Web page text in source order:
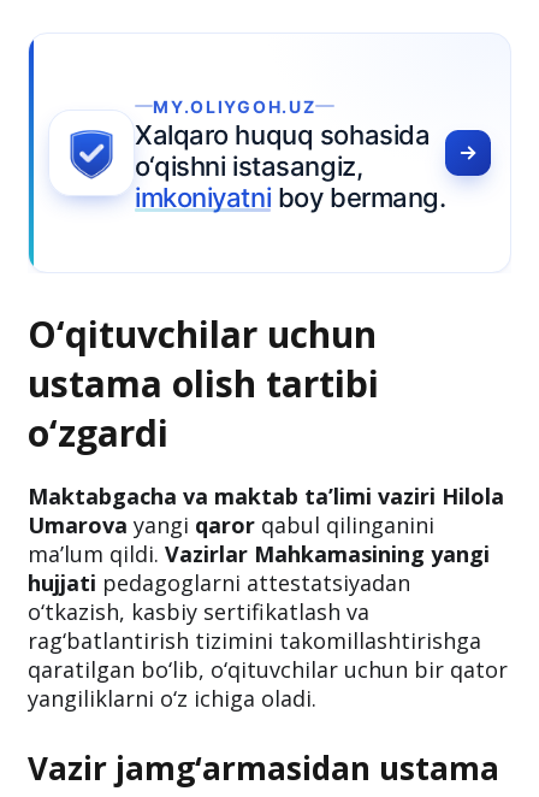
O‘qituvchilar uchun
ustama olish tartibi
o‘zgardi
Maktabgacha va maktab ta’limi vaziri Hilola
Umarova yangiqarorqabul qilinganini
ma’lum qildi.Vazirlar Mahkamasining yangi
hujjatipedagoglarni attestatsiyadan
o‘tkazish, kasbiy sertifikatlash va
qaratilgan bo‘lib, o‘qituvchilar uchun bir qator
yangiliklarni o‘z ichiga oladi.